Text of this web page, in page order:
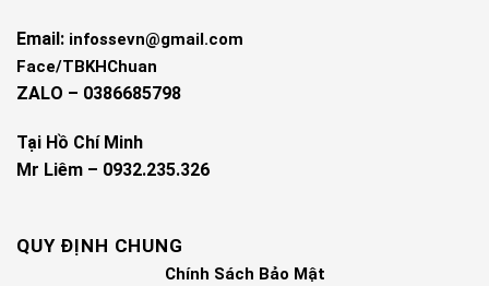
Email: infossevn@gmail.com
Face/TBKHChuan
ZALO – 0386685798
Tại Hồ Chí Minh
Mr Liêm – 0932.235.326
QUY ĐỊNH CHUNG
Chính Sách Bảo Mật